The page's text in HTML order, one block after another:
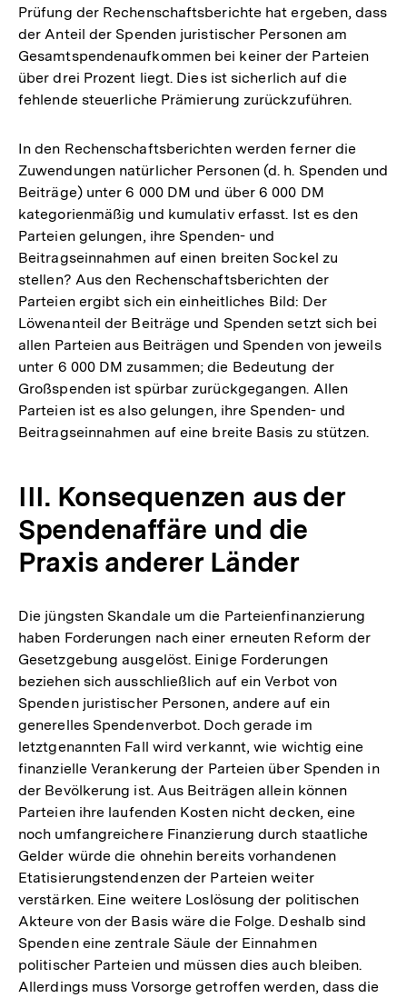
Prüfung der Rechenschaftsberichte hat ergeben, dass
der Anteil der Spenden juristischer Personen am
Gesamtspendenaufkommen bei keiner der Parteien
über drei Prozent liegt. Dies ist sicherlich auf die
fehlende steuerliche Prämierung zurückzuführen.
In den Rechenschaftsberichten werden ferner die
Zuwendungen natürlicher Personen (d. h. Spenden und
Beiträge) unter 6 000 DM und über 6 000 DM
kategorienmäßig und kumulativ erfasst. Ist es den
Parteien gelungen, ihre Spenden- und
Beitragseinnahmen auf einen breiten Sockel zu
stellen? Aus den Rechenschaftsberichten der
Parteien ergibt sich ein einheitliches Bild: Der
Löwenanteil der Beiträge und Spenden setzt sich bei
allen Parteien aus Beiträgen und Spenden von jeweils
unter 6 000 DM zusammen; die Bedeutung der
Großspenden ist spürbar zurückgegangen. Allen
Parteien ist es also gelungen, ihre Spenden- und
Beitragseinnahmen auf eine breite Basis zu stützen.
III. Konsequenzen aus der
Spendenaffäre und die
Praxis anderer Länder
Die jüngsten Skandale um die Parteienfinanzierung
haben Forderungen nach einer erneuten Reform der
Gesetzgebung ausgelöst. Einige Forderungen
beziehen sich ausschließlich auf ein Verbot von
Spenden juristischer Personen, andere auf ein
generelles Spendenverbot. Doch gerade im
letztgenannten Fall wird verkannt, wie wichtig eine
finanzielle Verankerung der Parteien über Spenden in
der Bevölkerung ist. Aus Beiträgen allein können
Parteien ihre laufenden Kosten nicht decken, eine
noch umfangreichere Finanzierung durch staatliche
Gelder würde die ohnehin bereits vorhandenen
Etatisierungstendenzen der Parteien weiter
verstärken. Eine weitere Loslösung der politischen
Akteure von der Basis wäre die Folge. Deshalb sind
Spenden eine zentrale Säule der Einnahmen
politischer Parteien und müssen dies auch bleiben.
Allerdings muss Vorsorge getroffen werden, dass die